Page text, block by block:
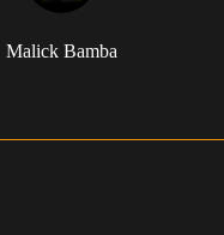
Malick Bamba